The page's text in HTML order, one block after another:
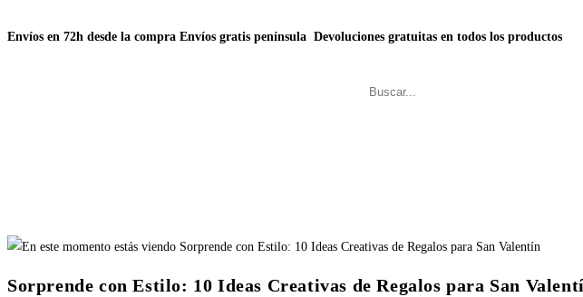
Envíos en 72h desde la compra Envíos gratis península Devoluciones gratuitas en todos los productos
Sorprende con Estilo: 10 Ideas Creativas de Regalos para San